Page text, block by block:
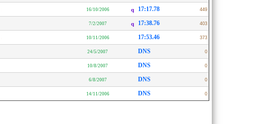
16/10/2006 q 17:17.78 449
7/2/2007 q 17:38.76 403
10/11/2006 17:53.46 373
24/5/2007 DNS 0
10/8/2007 DNS 0
6/8/2007 DNS 0
14/11/2006 DNS 0